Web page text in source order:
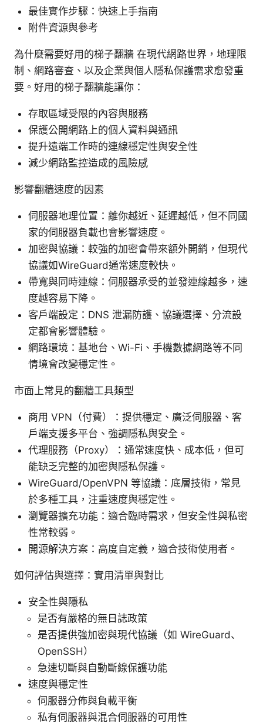
最佳實作步驟：快速上手指南
附件資源與參考
為什麼需要好用的梯子翻牆 在現代網路世界，地理限
制、網路審查、以及企業與個人隱私保護需求愈發重
要。好用的梯子翻牆能讓你：
存取區域受限的內容與服務
保護公開網路上的個人資料與通訊
提升遠端工作時的連線穩定性與安全性
減少網路監控造成的風險感
影響翻牆速度的因素
伺服器地理位置：離你越近、延遲越低，但不同國
家的伺服器負載也會影響速度。
加密與協議：較強的加密會帶來額外開銷，但現代
協議如WireGuard通常速度較快。
帶寬與同時連線：伺服器承受的並發連線越多，速
度越容易下降。
客戶端設定：DNS 泄漏防護、協議選擇、分流設
定都會影響體驗。
網路環境：基地台、Wi-Fi、手機數據網路等不同
情境會改變穩定性。
市面上常見的翻牆工具類型
商用 VPN（付費）：提供穩定、廣泛伺服器、客
戶端支援多平台、強調隱私與安全。
代理服務（Proxy）：通常速度快、成本低，但可
能缺乏完整的加密與隱私保護。
WireGuard/OpenVPN 等協議：底層技術，常見
於多種工具，注重速度與穩定性。
瀏覽器擴充功能：適合臨時需求，但安全性與私密
性常較弱。
開源解決方案：高度自定義，適合技術使用者。
如何評估與選擇：實用清單與對比
安全性與隱私
是否有嚴格的無日誌政策
是否提供強加密與現代協議（如 WireGuard、
OpenSSH）
急速切斷與自動斷線保護功能
速度與穩定性
伺服器分佈與負載平衡
私有伺服器與混合伺服器的可用性